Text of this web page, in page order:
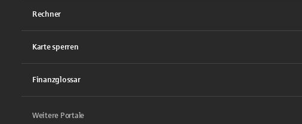
Rechner
Karte sperren
Finanzglossar
Weitere Portale